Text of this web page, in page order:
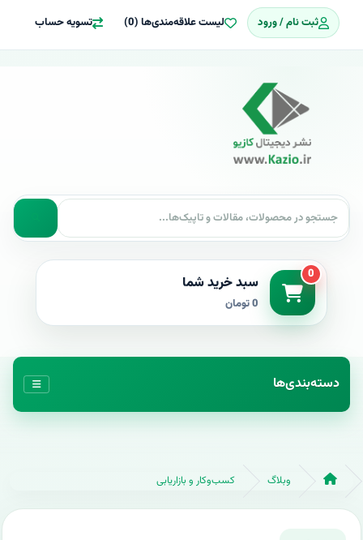
ثبت نام / ورود لیست علاقه‌مندی‌ها (0) تسویه حساب
0 سبد خرید شما
0 تومان
دسته‌بندی‌ها
وبلاگ کسب‌وکار و بازاریابی